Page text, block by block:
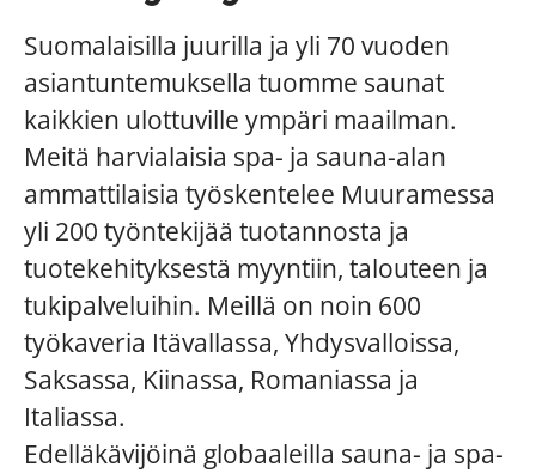
Suomalaisilla juurilla ja yli 70 vuoden
asiantuntemuksella tuomme saunat
kaikkien ulottuville ympäri maailman.
Meitä harvialaisia spa- ja sauna-alan
ammattilaisia työskentelee Muuramessa
yli 200 työntekijää tuotannosta ja
tuotekehityksestä myyntiin, talouteen ja
tukipalveluihin. Meillä on noin 600
työkaveria Itävallassa, Yhdysvalloissa,
Saksassa, Kiinassa, Romaniassa ja
Italiassa.
Edelläkävijöinä globaaleilla sauna- ja spa-